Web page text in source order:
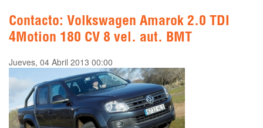
Contacto: Volkswagen Amarok 2.0 TDI
4Motion 180 CV 8 vel. aut. BMT
Jueves, 04 Abril 2013 00:00